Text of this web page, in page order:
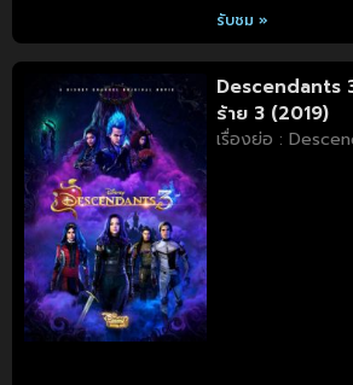
รับชม »
Descendants
ร้าย 3 (2019)
เรื่องย่อ :